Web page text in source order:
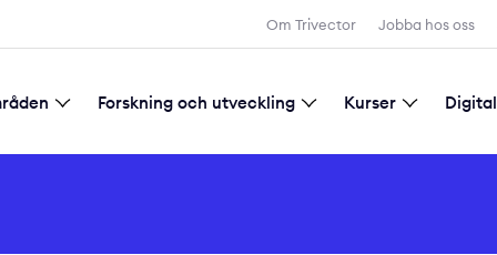
Om Trivector Jobba hos oss
Forskning och utveckling Kurser